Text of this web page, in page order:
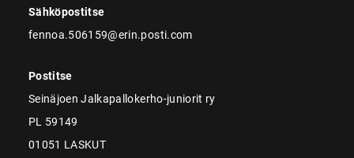
Sähköpostitse
fennoa.506159@erin.posti.com
Postitse
Seinäjoen Jalkapallokerho-juniorit ry
PL 59149
01051 LASKUT